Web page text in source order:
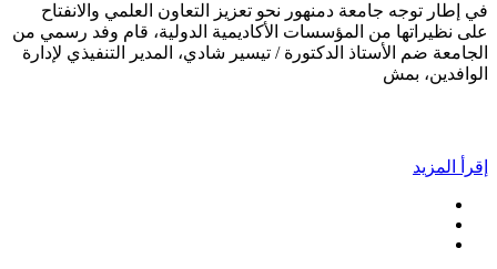
في إطار توجه جامعة دمنهور نحو تعزيز التعاون العلمي والانفتاح
على نظيراتها من المؤسسات الأكاديمية الدولية، قام وفد رسمي من
الجامعة ضم الأستاذ الدكتورة / تيسير شادي، المدير التنفيذي لإدارة
الوافدين، بمش
إقرأ المزيد